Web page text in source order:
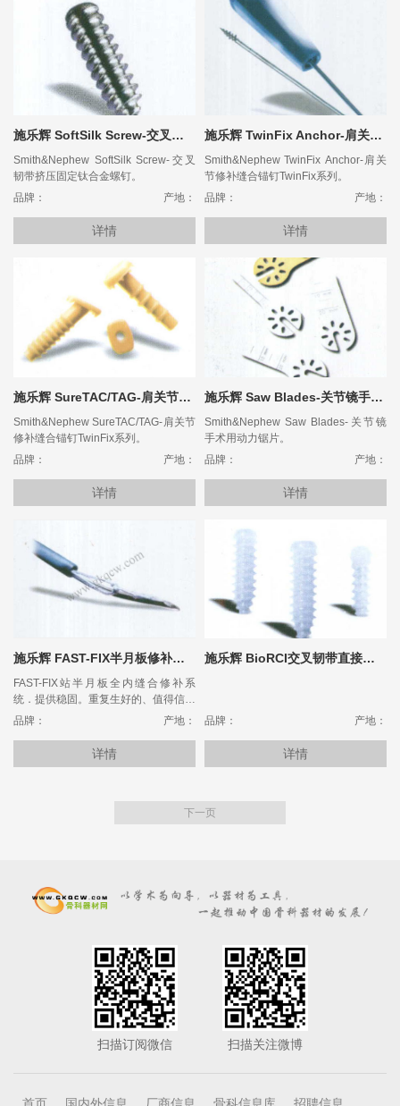
施乐辉 SoftSilk Screw-交叉韧带挤压固定钛合金螺钉
Smith&Nephew SoftSilk Screw-交叉
韧带挤压固定钛合金螺钉。
品牌：
产地：
详情
施乐辉 TwinFix Anchor-肩关节修补缝合锚钉TwinFix系列
Smith&Nephew TwinFix Anchor-肩关
节修补缝合锚钉TwinFix系列。
品牌：
产地：
详情
施乐辉 SureTAC/TAG-肩关节修补缝合锚钉TwinFix系列
Smith&Nephew SureTAC/TAG-肩关节
修补缝合锚钉TwinFix系列。
品牌：
产地：
详情
施乐辉 Saw Blades-关节镜手术用动力锯片
Smith&Nephew Saw Blades-关节镜
手术用动力锯片。
品牌：
产地：
详情
施乐辉 FAST-FIX半月板修补缝合系统
FAST-FIX站半月板全内缝合修补系
统．提供稳固。重复生好的、值得信赖
的、省时的半月板修补技术，并且生物
品牌： 产地：
详情
施乐辉 BioRCI交叉韧带直接固定可吸收螺钉
品牌： 产地：
详情
下一页
扫描订阅微信 扫描关注微博